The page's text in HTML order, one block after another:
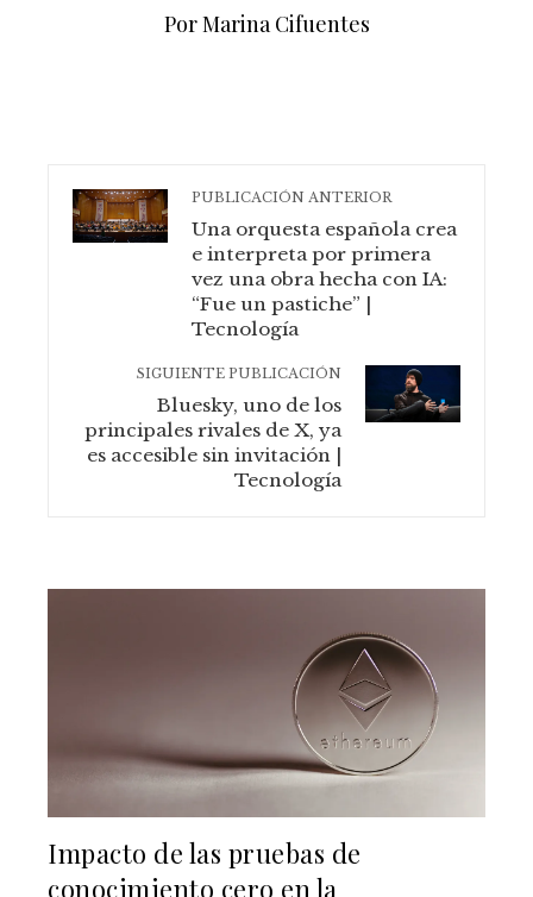
Por Marina Cifuentes
PUBLICACIÓN ANTERIOR
Una orquesta española crea
e interpreta por primera
vez una obra hecha con IA:
“Fue un pastiche” |
Tecnología
SIGUIENTE PUBLICACIÓN
Bluesky, uno de los
principales rivales de X, ya
es accesible sin invitación |
Tecnología
Impacto de las pruebas de
conocimiento cero en la